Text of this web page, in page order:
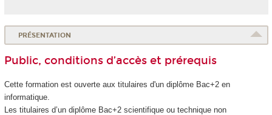
PRÉSENTATION
Public, conditions d’accès et prérequis
Cette formation est ouverte aux titulaires d'un diplôme Bac+2 en
informatique.
Les titulaires d’un diplôme Bac+2 scientifique ou technique non